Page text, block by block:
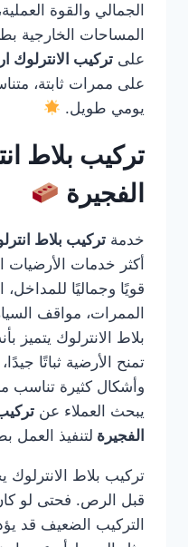
الجمالي والقوة
المساحات الخارجية
على تركيب الانترلوك
على ممرات ثابتة،
يومي طويل.
تركيب بلاط
الفجيرة
خدمة تركيب بلاط
أكثر خدمات الأرضيات
قويًا وجماليًا
الممرات، مواقف
بلاط الانترلوك يتميز
تمنح الأرضية ثباتًا
وأشكال كثيرة تناسب
يبحث العملاء عن
الفجيرة لتنفيذ العمل
تركيب بلاط الانترلوك
قبل الرص. فحتى لو
التركيب الضعيف قد